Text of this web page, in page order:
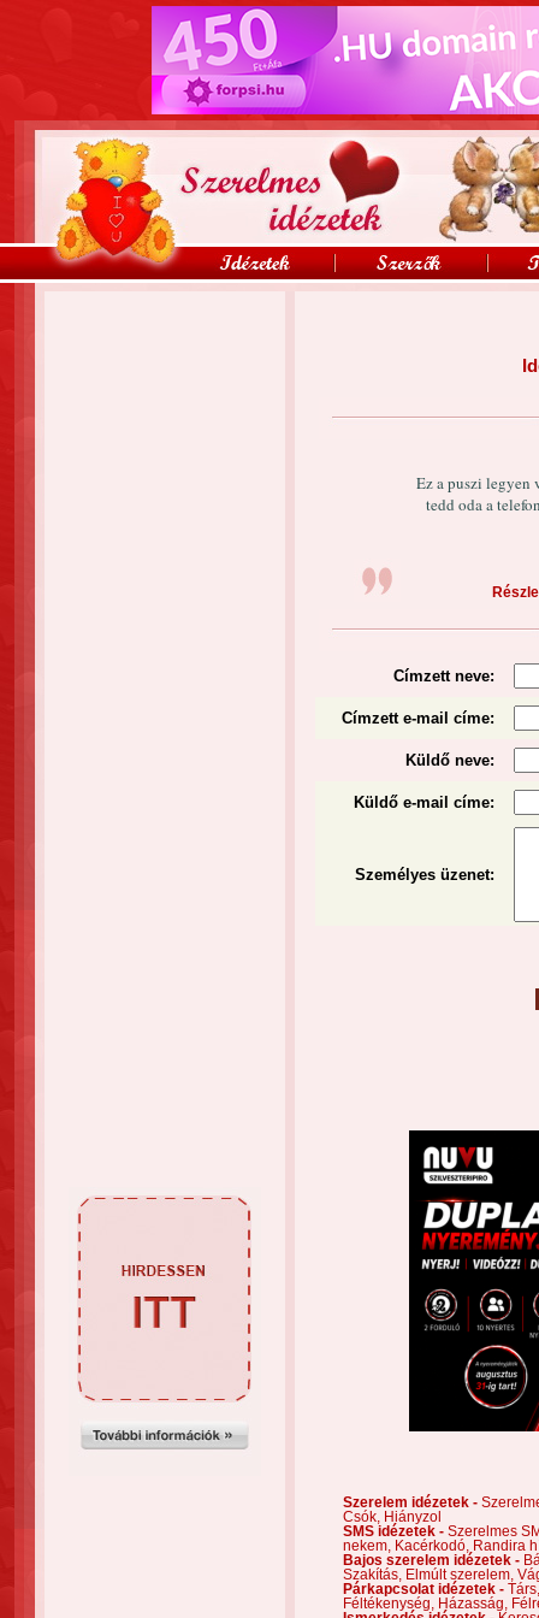
Ez a puszi legyen
tedd oda a
Címzett neve:
Címzett e-mail címe:
Küldő neve:
Küldő e-mail címe:
Személyes üzenet:
Szerelem idézetek -
Csók,
Hiányzol
SMS idézetek - Szerelmes
nekem,
Kacérkodó,
Randira
Bajos szerelem idézetek -
Szakítás,
Elmúlt szerelem,
Párkapcsolat idézetek -
Féltékenység,
Házasság,